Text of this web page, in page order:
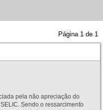
Página 1 de 1
pela não apreciação do
Sendo o ressarcimento